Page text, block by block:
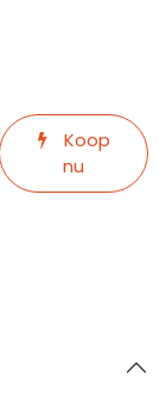
Koop
nu